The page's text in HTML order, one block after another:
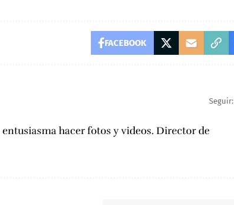
FACEBOOK
Seguir:
hacer fotos y videos. Director de